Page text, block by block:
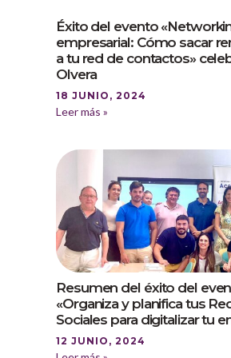
Éxito del evento
empresarial: Cómo sacar
a tu red de contactos»
Olvera
18 JUNIO, 2024
Leer más »
Resumen del éxito del
«Organiza y planifica tus
Sociales para digitalizar tu
12 JUNIO, 2024